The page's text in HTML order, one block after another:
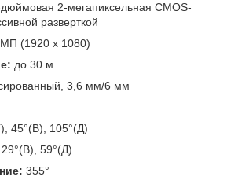
2-мегапиксельная CMOS-
разверткой
(1920 x 1080)
до 30 м
3,6 мм/6 мм
45°(В), 105°(Д)
59°(Д)
355°